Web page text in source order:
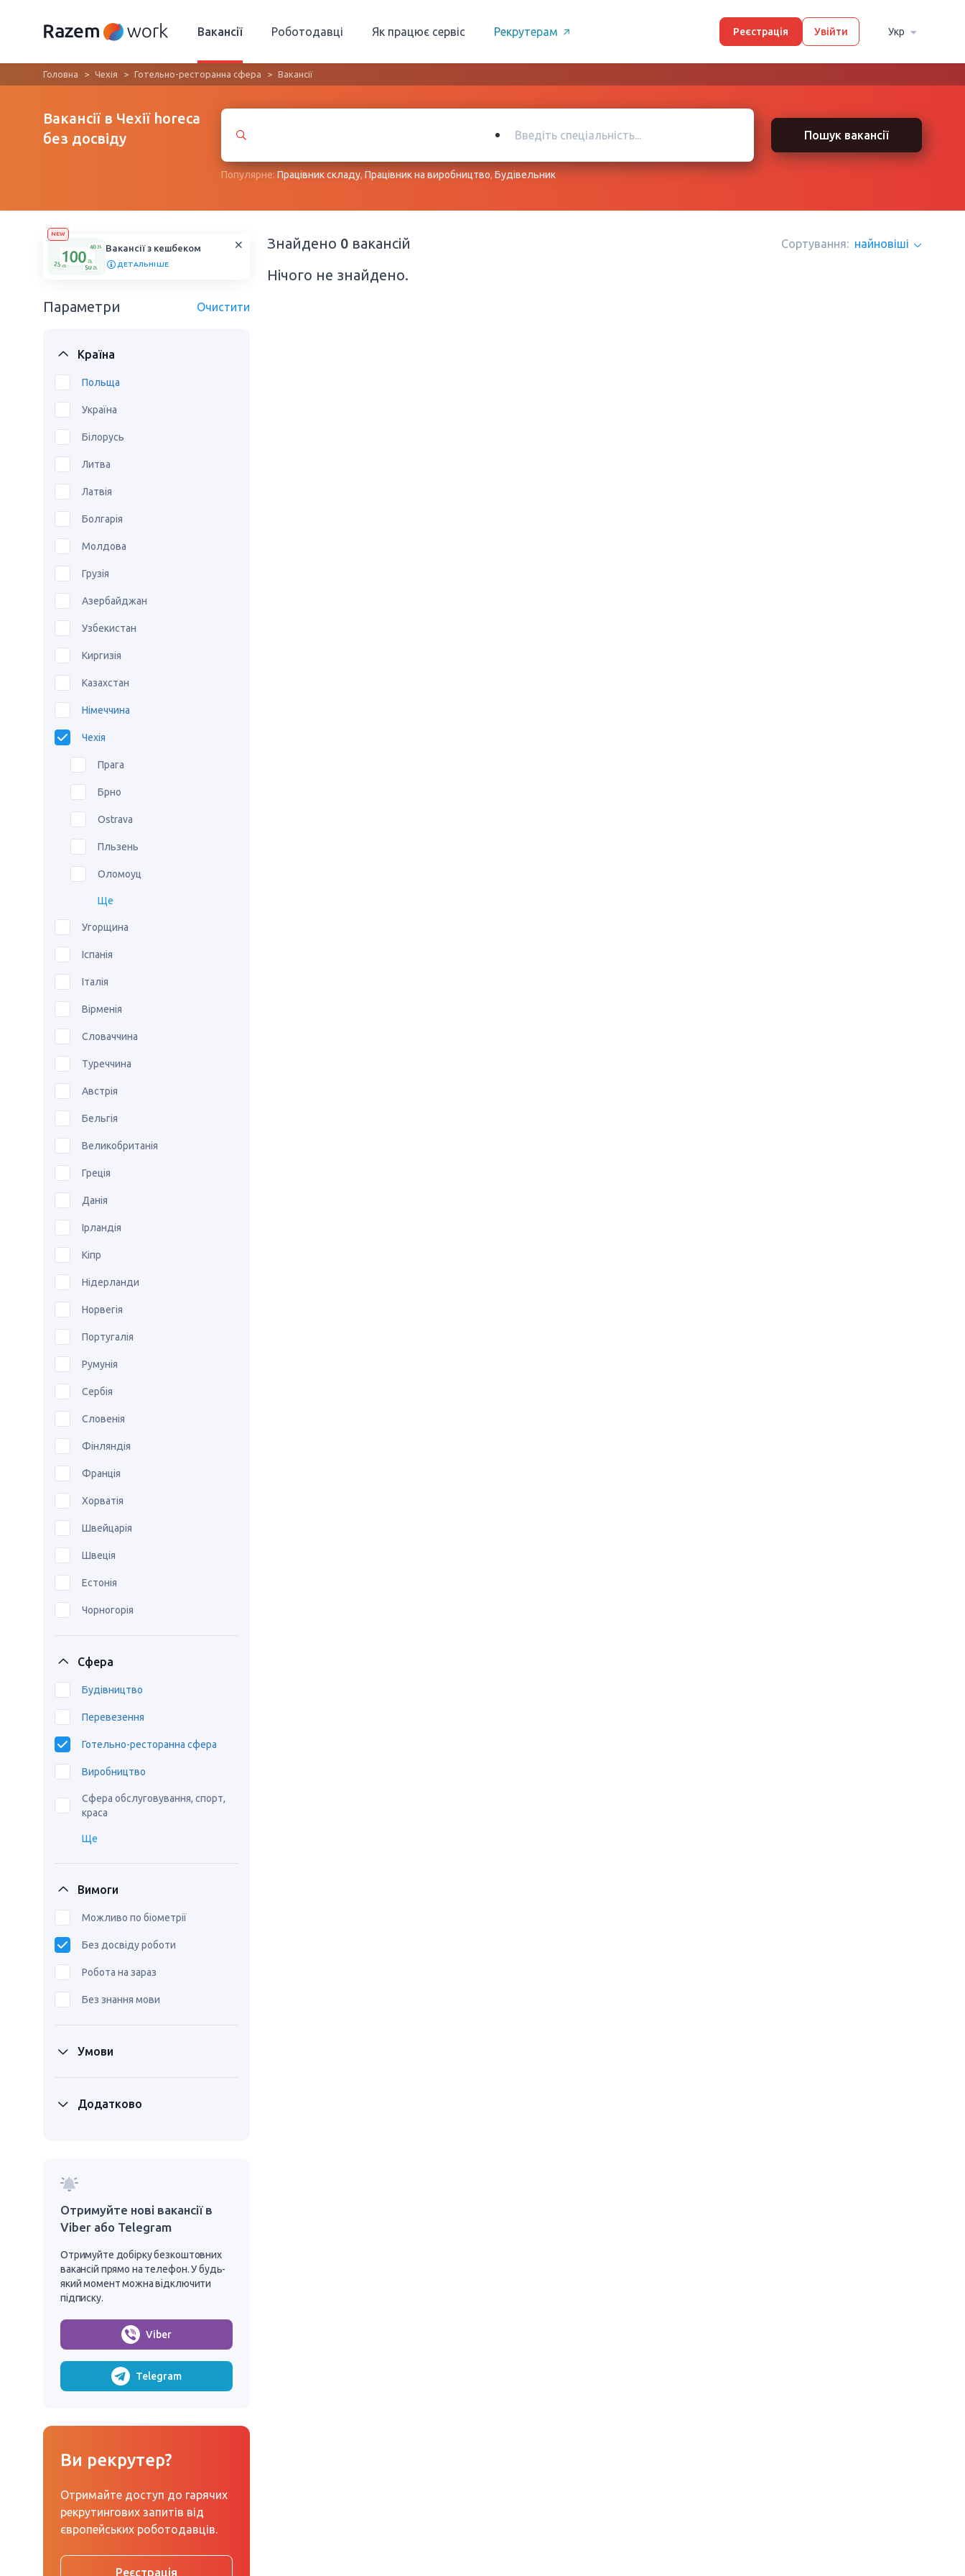
Вакансії Роботодавці Як працює сервіс Рекрутерам Реєстрація Увійти Укр
Головна Чехія Готельно-ресторанна сфера Вакансії
Вакансії в Чехії horeca
без досвіду
Пошук вакансії
Популярне:Працівник складу,Працівник на виробництво,Будівельник
NEW
Вакансії з кешбеком
ДЕТАЛЬНІШЕ
Параметри Очистити
Країна
Польща
Україна
Білорусь
Литва
Латвія
Болгарія
Молдова
Грузія
Азербайджан
Узбекистан
Киргизія
Казахстан
Німеччина
Чехія
Прага
Брно
Ostrava
Пльзень
Оломоуц
Ще
Угорщина
Іспанія
Італія
Вірменія
Словаччина
Туреччина
Австрія
Бельгія
Великобританія
Греція
Данія
Ірландія
Кіпр
Нідерланди
Норвегія
Португалія
Румунія
Сербія
Словенія
Фінляндія
Франція
Хорватія
Швейцарія
Швеція
Естонія
Чорногорія
Сфера
Будівництво
Перевезення
Готельно-ресторанна сфера
Виробництво
Сфера обслуговування, спорт,
краса
Ще
Вимоги
Можливо по біометрії
Без досвіду роботи
Робота на зараз
Без знання мови
Умови
Додатково
Отримуйте нові вакансії в
Viber або Telegram
Отримуйте добірку безкоштовних
вакансій прямо на телефон. У будь-
який момент можна відключити
підписку.
Viber
Telegram
Ви рекрутер?
Отримайте доступ до гарячих
рекрутингових запитів від
європейських роботодавців.
Реєстрація
Знайдено 0 вакансій Сортування: найновіші
Нічого не знайдено.